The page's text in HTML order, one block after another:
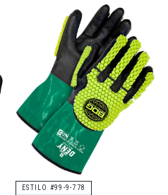
ESTILO #99-9-778